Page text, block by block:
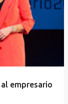
empresario